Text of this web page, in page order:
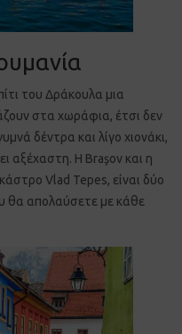
του Δράκουλα μια
στα χωράφια, έτσι δεν
δέντρα και λίγο χιονάκι,
αξέχαστη. Η Braşov και η
Vlad Tepes, είναι δύο
θα απολαύσετε με κάθε